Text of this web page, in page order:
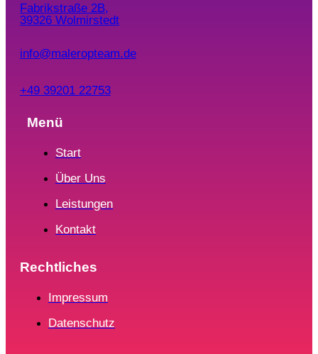
Fabrikstraße 2B,
39326 Wolmirstedt
info@maleropteam.de
+49 39201 22753
Menü
Start
Über Uns
Leistungen
Kontakt
Rechtliches
Impressum
Datenschutz